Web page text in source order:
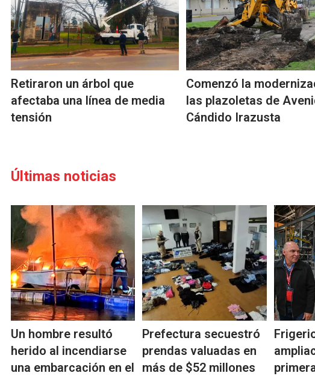
Retiraron un árbol que
afectaba una línea de media
tensión
Comenzó la
las plazoletas de
Cándido Irazusta
Últimas noticias
Un hombre resultó
herido al incendiarse
una embarcación en el
Prefectura secuestró
prendas valuadas en
más de $52 millones